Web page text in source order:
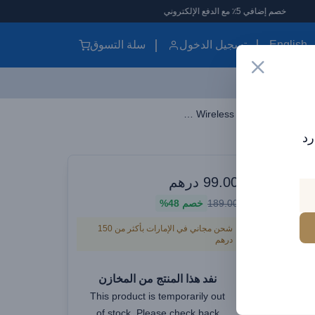
English تسجيل الدخول سلة التسوق
99.00 درهم
189.00 خصم 48%
شحن مجاني في الإمارات بأكثر من 150
درهم
نفد هذا المنتج من المخازن
This product is temporarily out